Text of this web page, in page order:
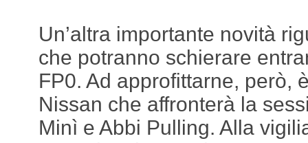
Un’altra importante novità
che potranno schierare
FP0. Ad approfittarne, però,
Nissan che affronterà la
Minì e Abbi Pulling. Alla